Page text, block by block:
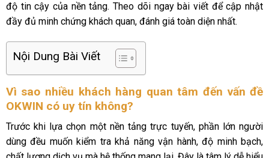
độ tin cậy của nền tảng. Theo dõi ngay bài viết để cập nhật
đầy đủ minh chứng khách quan, đánh giá toàn diện nhất.
Nội Dung Bài Viết
Vì sao nhiều khách hàng quan tâm đến vấn đề
OKWIN có uy tín không?
Trước khi lựa chọn một nền tảng trực tuyến, phần lớn người
dùng đều muốn kiểm tra khả năng vận hành, độ minh bạch,